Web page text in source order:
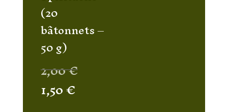
(20
bâtonnets –
50 g)
2,00€Le
1,50€Le